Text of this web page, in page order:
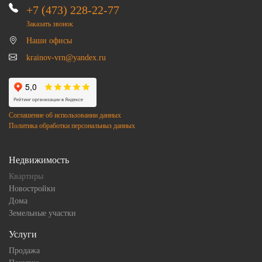
+7 (473) 228-22-77
Заказать звонок
Наши офисы
krainov-vrn@yandex.ru
Соглашение об использовании данных
Политика обработки персональныз данных
Недвижимость
Квартиры
Новостройки
Дома
Земельные участки
Услуги
Продажа